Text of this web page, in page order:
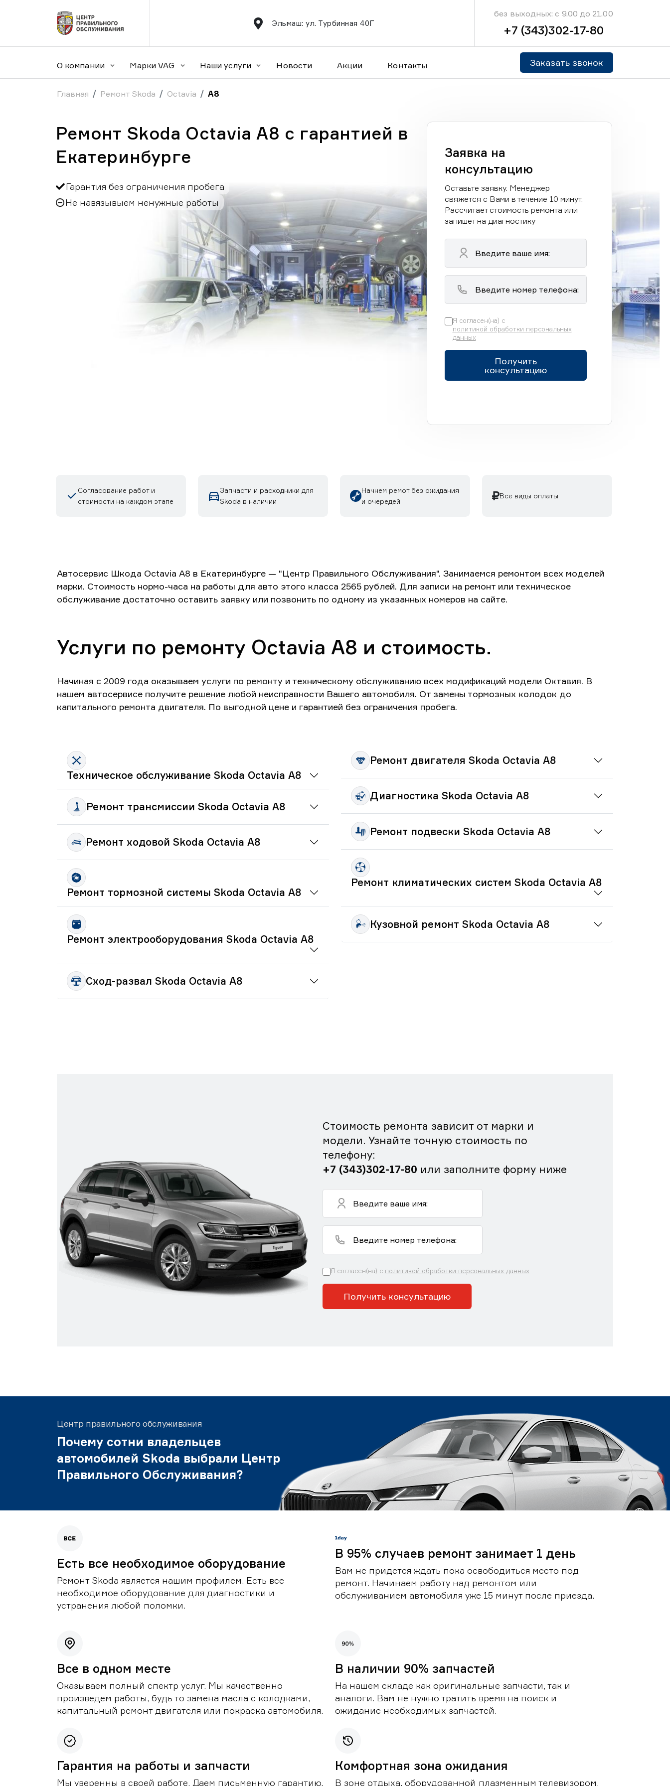
Эльмаш: ул. Турбинная 40Г
без выходных: с 9.00 до 21.00
+7 (343)302-17-80
О компании Марки VAG Наши услуги Новости Акции Контакты Заказать звонок
Главная Ремонт Skoda Octavia A8
Ремонт Skoda Octavia A8 с гарантией в
Екатеринбурге
Гарантия без ограничения пробега
Не навязывыем ненужные работы
Заявка на
консультацию
Оставьте заявку. Менеджер
свяжется с Вами в течение 10 минут.
Рассчитает стоимость ремонта или
запишет на диагностику
Я согласен(на) с
политикой обработки персональных
данных
Получить
консультацию
Согласование работ и
стоимости на каждом этапе
Запчасти и расходники для
Skoda в наличии
Начнем ремот без ожидания
и очередей
Все виды оплаты
Автосервис Шкода Octavia A8 в Екатеринбурге — "Центр Правильного Обслуживания". Занимаемся ремонтом всех моделей
марки. Стоимость нормо-часа на работы для авто этого класса 2565 рублей. Для записи на ремонт или техническое
обслуживание достаточно оставить заявку или позвонить по одному из указанных номеров на сайте.
Услуги по ремонту Octavia A8 и стоимость.
Начиная с 2009 года оказываем услуги по ремонту и техническому обслуживанию всех модификаций модели Октавия. В
нашем автосервисе получите решение любой неисправности Вашего автомобиля. От замены тормозных колодок до
капитального ремонта двигателя. По выгодной цене и гарантией без ограничения пробега.
Техническое обслуживание Skoda Octavia A8
Ремонт трансмиссии Skoda Octavia A8
Ремонт ходовой Skoda Octavia A8
Ремонт тормозной системы Skoda Octavia A8
Ремонт электрооборудования Skoda Octavia A8
Сход-развал Skoda Octavia A8
Ремонт двигателя Skoda Octavia A8
Диагностика Skoda Octavia A8
Ремонт подвески Skoda Octavia A8
Ремонт климатических систем Skoda Octavia A8
Кузовной ремонт Skoda Octavia A8
Стоимость ремонта зависит от марки и
модели. Узнайте точную стоимость по
телефону:
+7 (343)302-17-80 или заполните форму ниже
Я согласен(на) с политикой обработки персональных данных
Получить консультацию
Центр правильного обслуживания
Почему сотни владельцев
автомобилей Skoda выбрали Центр
Правильного Обслуживания?
Есть все необходимое оборудование
Ремонт Skoda является нашим профилем. Есть все
необходимое оборудование для диагностики и
устранения любой поломки.
В 95% случаев ремонт занимает 1 день
Вам не придется ждать пока освободиться место под
ремонт. Начинаем работу над ремонтом или
обслуживанием автомобиля уже 15 минут после приезда.
Все в одном месте
Оказываем полный спектр услуг. Мы качественно
произведем работы, будь то замена масла с колодками,
капитальный ремонт двигателя или покраска автомобиля.
В наличии 90% запчастей
На нашем складе как оригинальные запчасти, так и
аналоги. Вам не нужно тратить время на поиск и
ожидание необходимых запчастей.
Гарантия на работы и запчасти
Мы уверенны в своей работе. Даем письменную гарантию.
Комфортная зона ожидания
В зоне отдыха, оборудованной плазменным телевизором,